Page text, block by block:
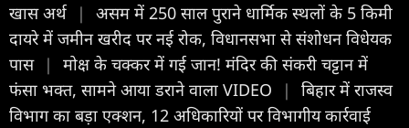
खास अर्थ
|
असम में 250 साल पुराने धार्मिक स्थलों के 5 किमी
दायरे में जमीन खरीद पर नई रोक, विधानसभा से संशोधन विधेयक
पास |
मोक्ष के चक्कर में गई जान! मंदिर की संकरी चट्टान में
फंसा भक्त, सामने आया डराने वाला VIDEO
|
बिहार में राजस्व
विभाग का बड़ा एक्शन, 12 अधिकारियों पर विभागीय कार्रवाई